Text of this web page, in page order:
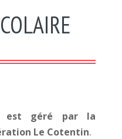
est géré par la
Le Cotentin.